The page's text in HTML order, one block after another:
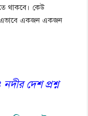
থাকবে। কেউ
এভাবে একজন একজন
দেশ প্রশ্ন